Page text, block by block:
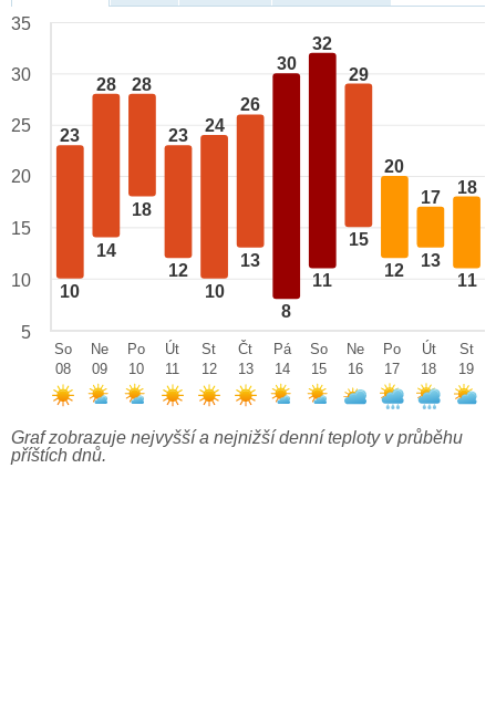
23
10
28
14
28
18
23
12
24
10
26
13
30
8
32
11
29
15
20
12
17
13
18
11
35
30
25
20
15
10
5
So
08
Ne
09
Po
10
Út
11
St
12
Čt
13
Pá
14
So
15
Ne
16
Po
17
Út
18
St
19
Graf zobrazuje nejvyšší a nejnižší denní teploty v průběhu
příštích dnů.